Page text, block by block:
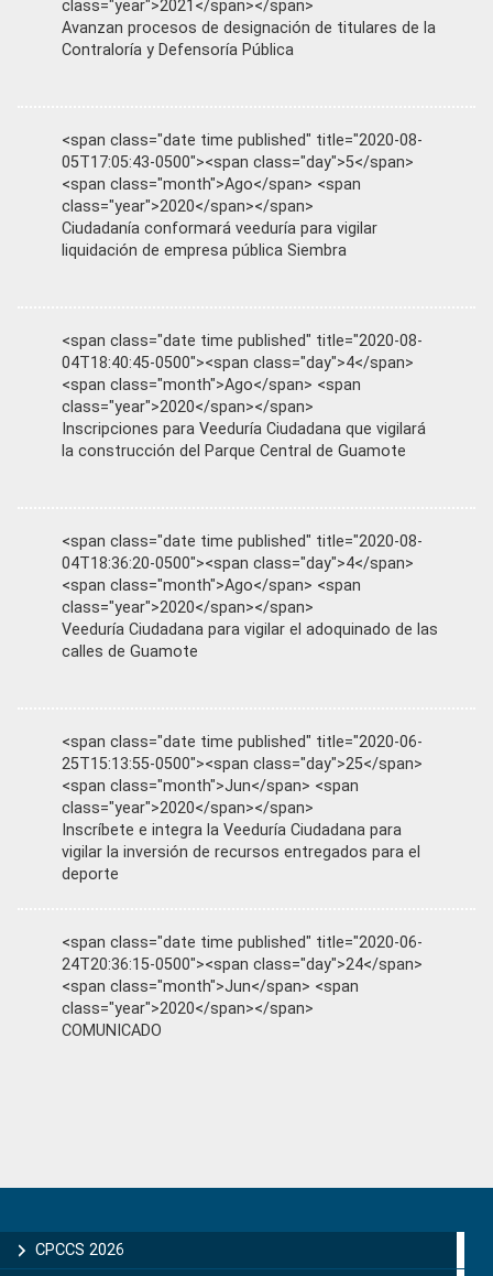
class="year">2021</span></span>
Avanzan procesos de designación de titulares de la
Contraloría y Defensoría Pública
<span class="date time published" title="2020-08-
05T17:05:43-0500"><span class="day">5</span>
<span class="month">Ago</span> <span
class="year">2020</span></span>
Ciudadanía conformará veeduría para vigilar
liquidación de empresa pública Siembra
<span class="date time published" title="2020-08-
04T18:40:45-0500"><span class="day">4</span>
<span class="month">Ago</span> <span
class="year">2020</span></span>
Inscripciones para Veeduría Ciudadana que vigilará
la construcción del Parque Central de Guamote
<span class="date time published" title="2020-08-
04T18:36:20-0500"><span class="day">4</span>
<span class="month">Ago</span> <span
class="year">2020</span></span>
Veeduría Ciudadana para vigilar el adoquinado de las
calles de Guamote
<span class="date time published" title="2020-06-
25T15:13:55-0500"><span class="day">25</span>
<span class="month">Jun</span> <span
class="year">2020</span></span>
Inscríbete e integra la Veeduría Ciudadana para
vigilar la inversión de recursos entregados para el
deporte
<span class="date time published" title="2020-06-
24T20:36:15-0500"><span class="day">24</span>
<span class="month">Jun</span> <span
class="year">2020</span></span>
COMUNICADO
Sidebar
CPCCS 2026